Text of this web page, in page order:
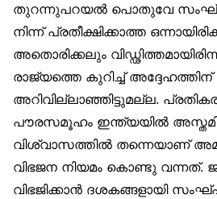
തുറന്നുപറയൽ പൊതുവേ
നിന്ന് പ്രതീക്ഷിക്കാത്ത
അതൊരിക്കലും
രാജ്യത്തെ കുറിച്ച് അദ്ദേഹത്തിന്
അറിവില്ലാഞ്ഞിട്ടുമല്ല.
പൗരസമൂഹം ഇന്ത്യയിൽ
വിശ്വാസത്തിൽ തന്നെയാണ്
വിഭജന നിയമം കൊണ്ടു വന്നത്.
വിഭജിക്കാൻ ദശകങ്ങളായി